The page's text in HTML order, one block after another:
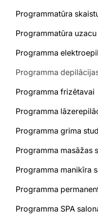
Programmatūra
Programmatūra
Programma
Programma
Programma frizētavai
Programma
Programma grima
Programma masāžas
Programma manikīra
Programma
Programma SPA